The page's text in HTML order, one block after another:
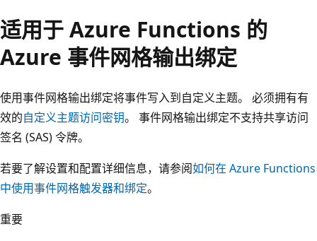
适用于 Azure Functions 的
Azure 事件网格输出绑定
使用事件网格输出绑定将事件写入到自定义主题。 必须拥有有
效的自定义主题访问密钥。 事件网格输出绑定不支持共享访问
签名 (SAS) 令牌。
若要了解设置和配置详细信息，请参阅如何在 Azure Functions
中使用事件网格触发器和绑定。
重要